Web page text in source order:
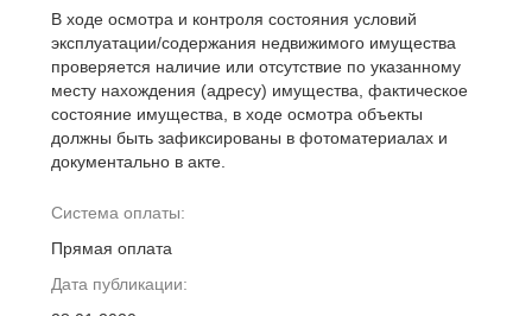
В ходе осмотра и контроля состояния условий
эксплуатации/содержания недвижимого имущества
проверяется наличие или отсутствие по указанному
месту нахождения (адресу) имущества, фактическое
состояние имущества, в ходе осмотра объекты
должны быть зафиксированы в фотоматериалах и
документально в акте.
Система оплаты:
Прямая оплата
Дата публикации: